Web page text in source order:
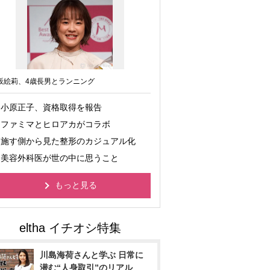
絵莉、4歳長男とランニング
小原正子、資格取得を報告
ファミマとヒロアカがコラボ
施す側から見た整形のカジュアル化
美容外科医が世の中に思うこと
もっと見る
川島海荷さんと学ぶ 日常に
潜む“人身取引”のリアル